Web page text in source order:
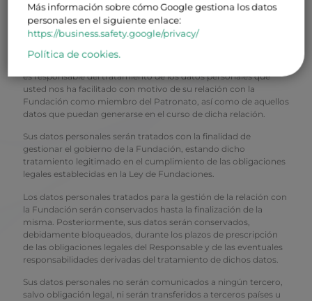
Política de Privacidad Patronos
El CENTRO DE ESTUDIOS PARA EL FOMENTO DE LA
INVESTIGACION CEFI FUNDACION PRIVADA con N.I.F
número G-08793499 y domicilio en Avenida de Pio XII, 49 Loft 1,
es responsable del tratamiento de los datos personales que
usted nos ha facilitado con motivo de su relación con la
Fundación como miembro del Patronato, así como de aquellos
datos que puedan generarse en el curso de dicha relación.
Sus datos personales serán tratados con la finalidad de
gestionar el gobierno de la Fundación, estando dicho
tratamiento legitimado en el cumplimiento de las obligaciones
legales establecidas en la Ley de Fundaciones.
Los datos personales tratados para la gestión de la relación con
la Fundación serán conservados hasta la finalización de la
misma. Posteriormente, sus datos serán conservados,
debidamente bloqueados, durante los plazos de prescripción
de las obligaciones legales del Responsable y de las eventuales
responsabilidades derivadas del tratamiento de dichos datos.
Sus datos personales no serán comunicados a ningún tercero,
salvo obligación legal, ni serán transferidos a terceros países u
Más información sobre cómo Google gestiona los datos
personales en el siguiente enlace:
https://business.safety.google/privacy/
Política de cookies.